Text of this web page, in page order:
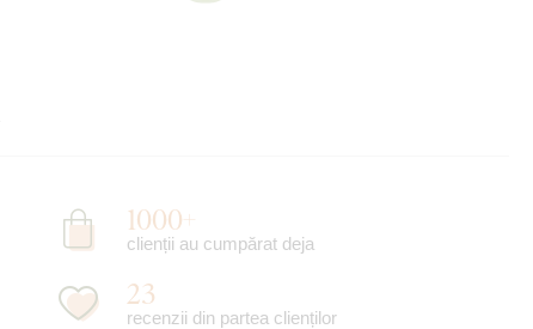
1000+
clienții au cumpărat deja
23
recenzii din partea clienților